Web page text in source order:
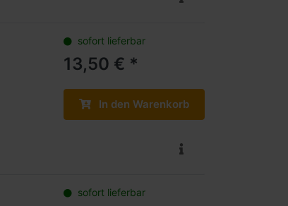
sofort lieferbar
13,50 € *
In den Warenkorb
sofort lieferbar